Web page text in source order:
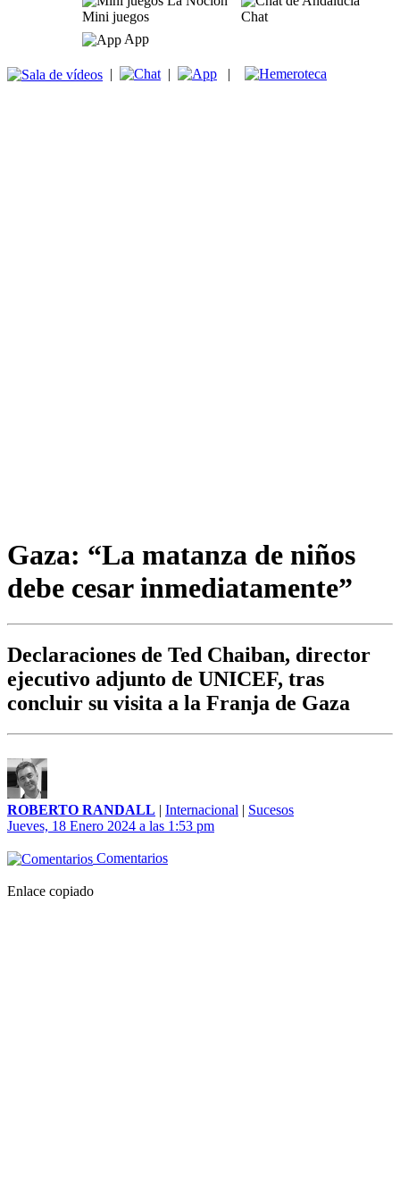
Mini juegos
Chat
App
| | |
Gaza: “La matanza de niños
debe cesar inmediatamente”
Declaraciones de Ted Chaiban, director
ejecutivo adjunto de UNICEF, tras
concluir su visita a la Franja de Gaza
ROBERTO RANDALL | Internacional | Sucesos
Jueves, 18 Enero 2024 a las 1:53 pm
Comentarios
Enlace copiado